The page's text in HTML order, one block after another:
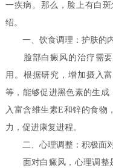
一疾病。那么，脸上有白
绍。
一、饮食调理：护肤的
脸部白癜风的治疗需要
用。根据研究，增加摄入
等，能够促进黑色素的生
入富含维生素E和锌的食物
力，促进康复进程。
二、心理调整：积极面
面对白癜风，心理调整